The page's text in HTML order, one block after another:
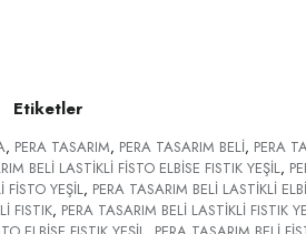
Etiketler
, PERA TASARIM, PERA TASARIM BELİ, PERA
BELİ LASTİKLİ FİSTO ELBİSE FISTIK YEŞİL,
FİSTO YEŞİL, PERA TASARIM BELİ LASTİKLİ
FISTIK, PERA TASARIM BELİ LASTİKLİ FISTIK